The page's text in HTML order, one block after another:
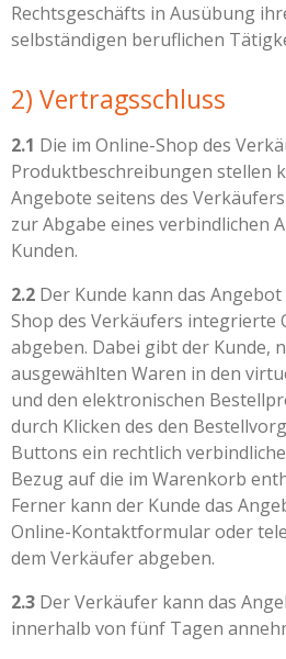
Rechtsgeschäfts in Ausübung
selbständigen beruflichen
2) Vertragsschluss
2.1 Die im Online-Shop des
Produktbeschreibungen stellen
Angebote seitens des
zur Abgabe eines verbindlichen
Kunden.
2.2 Der Kunde kann das
Shop des Verkäufers integrierte
abgeben. Dabei gibt der Kunde,
ausgewählten Waren in den
und den elektronischen
durch Klicken des den
Buttons ein rechtlich
Bezug auf die im Warenkorb
Ferner kann der Kunde das
Online-Kontaktformular oder
dem Verkäufer abgeben.
2.3 Der Verkäufer kann das
innerhalb von fünf Tagen